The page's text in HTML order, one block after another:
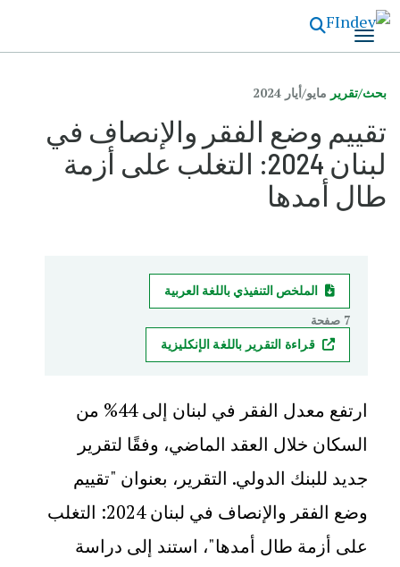
بحث/تقرير مايو/‏أيار 2024
تقييم وضع الفقر والإنصاف في
لبنان 2024: التغلب على أزمة
طال أمدها
الملخص التنفيذي باللغة العربية
قراءة التقرير باللغة الإنكليزية
ارتفع معدل الفقر في لبنان إلى 44% من
السكان خلال العقد الماضي، وفقًا لتقرير
جديد للبنك الدولي. التقرير، بعنوان "تقييم
وضع الفقر والإنصاف في لبنان 2024: التغلب
على أزمة طال أمدها"، استند إلى دراسة